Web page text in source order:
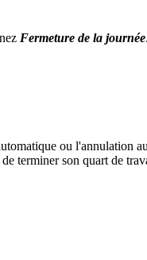
Fermeture de la journée.
ou l'annulation
terminer son quart de